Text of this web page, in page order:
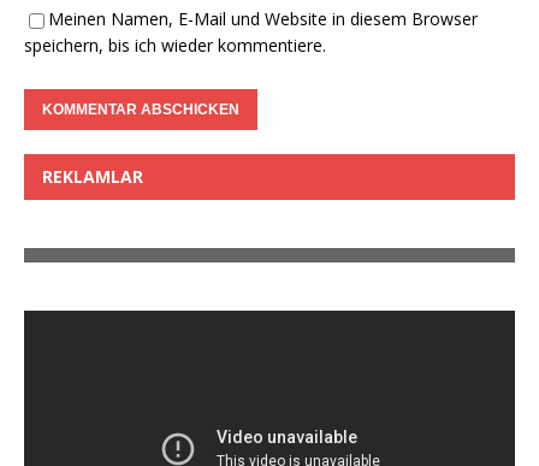
Meinen Namen, E-Mail und Website in diesem Browser
speichern, bis ich wieder kommentiere.
REKLAMLAR